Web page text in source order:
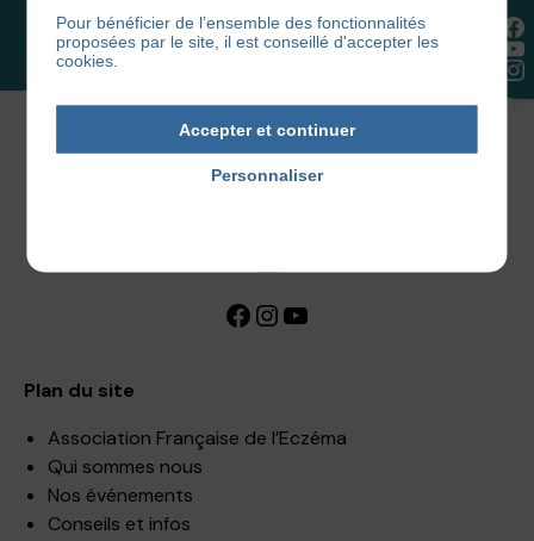
NOUS REJOINDRE
Facebook InstagramYouTube
Plan du site
Association Française de l’Eczéma
Qui sommes nous
Nos événements
Conseils et infos
Pour bénéficier de l’ensemble des fonctionnalités
proposées par le site, il est conseillé d'accepter les
cookies.
Accepter et continuer
Personnaliser